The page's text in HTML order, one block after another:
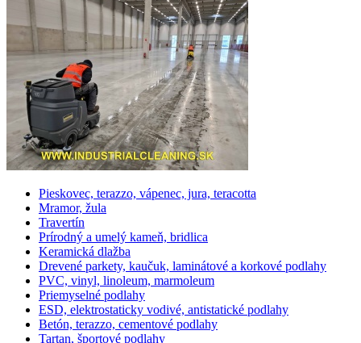
Pieskovec, terazzo, vápenec, jura, teracotta
Mramor, žula
Travertín
Prírodný a umelý kameň, bridlica
Keramická dlažba
Drevené parkety, kaučuk, laminátové a korkové podlahy
PVC, vinyl, linoleum, marmoleum
Priemyselné podlahy
ESD, elektrostaticky vodivé, antistatické podlahy
Betón, terazzo, cementové podlahy
Tartan, športové podlahy